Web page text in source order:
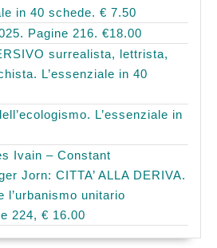
in 40 schede. € 7.50
Pagine 216. €18.00
surrealista, lettrista,
L’essenziale in 40
L’essenziale in
Ivain – Constant
Jorn: CITTA’ ALLA DERIVA.
l’urbanismo unitario
224, € 16.00